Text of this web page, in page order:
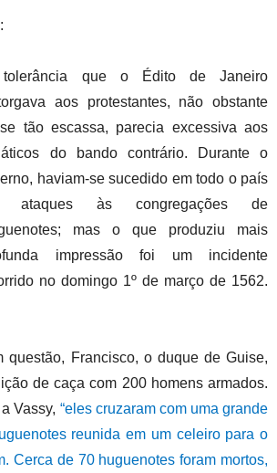
que o Édito de Janeiro
aos protestantes, não obstante
tão escassa, parecia excessiva aos
do bando contrário. Durante o
haviam-se sucedido em todo o país
ataques às congregações de
mas o que produziu mais
impressão foi um incidente
no domingo 1º de março de 1562.
questão, Francisco, o duque de Guise,
de caça com 200 homens armados.
Vassy, “eles cruzaram com uma grande
reunida em um celeiro para o
Cerca de 70 huguenotes foram mortos,